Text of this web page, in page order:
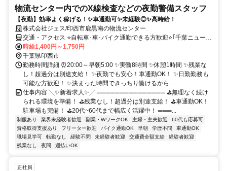
物流センター内でのX線検査などの夜勤警備スタッフ
【夜勤】効率よく稼げる！✨車通勤可✨未経験◎✨高時給！
株式会社ジェス/印西市鹿黒南の物流センター
交通・アクセス ⭐自転車･車･バイク通勤できる方歓迎⭐｢千葉ニュータ
ウン中央駅｣ 車9分･バス15分(駅北口にバス停アリ)⭐
時給1,400円～1,750円
千葉県印西市
勤務時間詳細 ⏰20:00～早朝5:00 ✨実働8時間 ✨休憩1時間 ✨残業な
し！超過分は別途支給！ ✨夜勤でも安心！車通勤OK！ ✨日勤勤務も
可能な方歓迎！ ✨決まった時間できっちり働けるから ...
仕事内容 ╲✨新着求人✨╱ ═══════════════ ⛳無理なく続け
られる環境を準備！ ⛳残業なし！超過分は別途支給！ ⛳車通勤OK！
駐車場も完備！ ⛳20代~60代まで幅広く活躍中！ ═══...
制服あり 業界未経験者歓迎 副業・WワークOK 主婦・主夫歓迎
60代も応募可
資格取得支援あり
フリーター歓迎 バイク通勤OK 早朝 学歴不問
車通勤OK
職場見学可
転勤なし 経験不問 未経験者歓迎 交通費全額支給
経験者歓迎
残業なし
夜間 週払いOK
正社員